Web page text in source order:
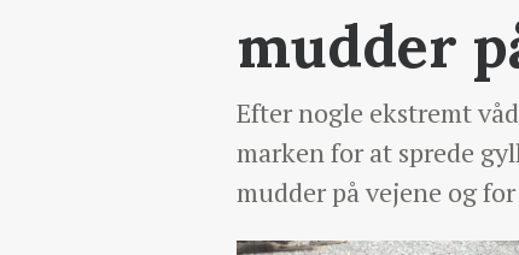
mudder
Efter nogle ekstremt
marken for at sprede
mudder på vejene og